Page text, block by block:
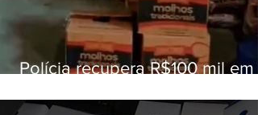
Polícia recupera R$100 mil em
Fluminense